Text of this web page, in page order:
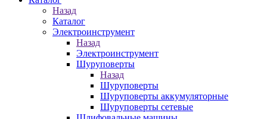
Назад
Каталог
Электроинструмент
Назад
Электроинструмент
Шуруповерты
Назад
Шуруповерты
Шуруповерты аккумуляторные
Шуруповерты сетевые